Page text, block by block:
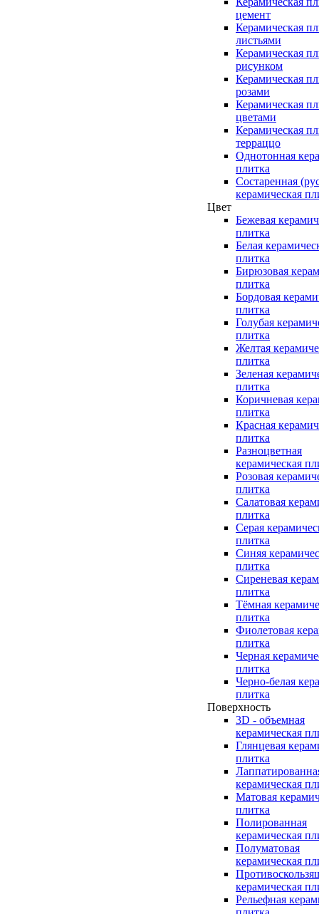
цемент
Керамическая
листьями
Керамическая
рисунком
Керамическая
розами
Керамическая
цветами
Керамическая
терраццо
Однотонная
плитка
Состаренная
керамическая
Цвет
Бежевая
плитка
Белая
плитка
Бирюзовая
плитка
Бордовая
плитка
Голубая
плитка
Желтая
плитка
Зеленая
плитка
Коричневая
плитка
Красная
плитка
Разноцветная
керамическая
Розовая
плитка
Салатовая
плитка
Серая
плитка
Синяя
плитка
Сиреневая
плитка
Тёмная
плитка
Фиолетовая
плитка
Черная
плитка
Черно-белая
плитка
Поверхность
3D - объемная
керамическая
Глянцевая
плитка
керамическая
Матовая
плитка
Полированная
керамическая
Полуматовая
керамическая
керамическая
Рельефная